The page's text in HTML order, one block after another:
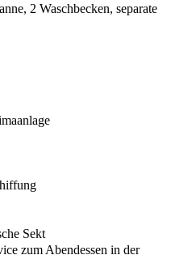
2 Waschbecken, separate
Sekt
zum Abendessen in der